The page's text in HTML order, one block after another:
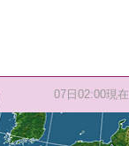
07日02:00現在